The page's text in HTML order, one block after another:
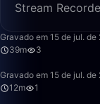
Stream
Gravado em 15 de jul.
39m
3
Gravado em 15 de jul.
12m
1